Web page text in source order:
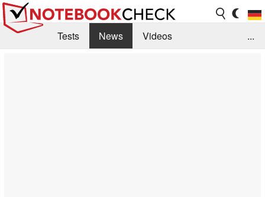
Tests News
Videos
...